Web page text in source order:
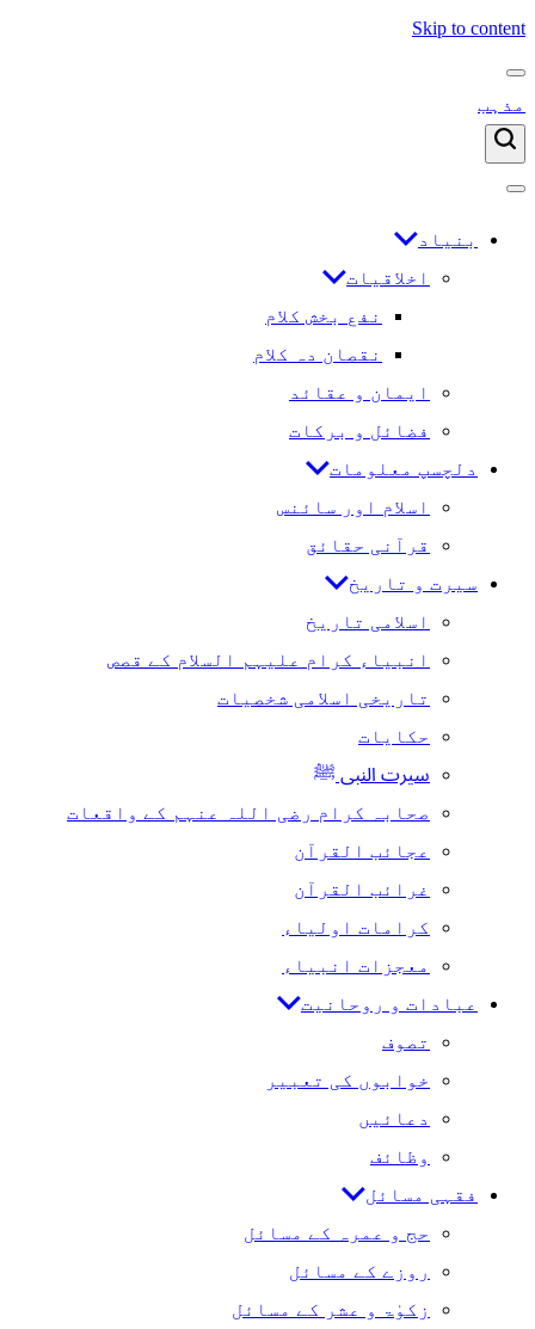
Skip to content
مذہب
بنیاد
اخلاقیات
نفع بخش کلام
نقصان دہ کلام
ایمان و عقائد
فضائل و برکات
دلچسپ معلومات
اسلام اور سائنس
قرآنی حقائق
سیرت و تاریخ
اسلامی تاریخ
انبیاء کرام علیہم السلام کے قصص
تاریخی اسلامی شخصیات
حکایات
سیرت النبی ﷺ
صحابہ کرام رضی اللہ عنہم کے واقعات
عجائب القرآن
غرائب القرآن
کرامات اولیاء
معجزات انبیاء
عبادات و روحانیت
تصوف
خوابوں کی تعبیر
دعائیں
وظائف
فقہی مسائل
حج و عمرہ کے مسائل
روزے کے مسائل
زکوٰۃ و عشر کے مسائل